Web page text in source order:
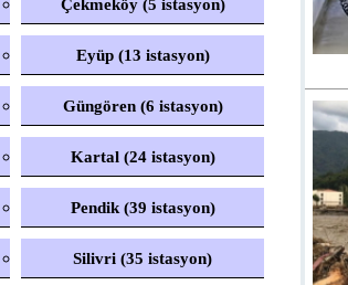
Çekmeköy (5 istasyon)
Eyüp (13 istasyon)
Güngören (6 istasyon)
Kartal (24 istasyon)
Pendik (39 istasyon)
Silivri (35 istasyon)